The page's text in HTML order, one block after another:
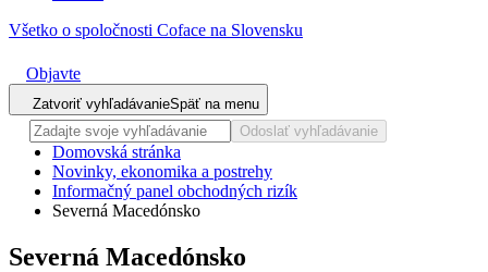
Všetko o spoločnosti Coface na Slovensku
Objavte
Zatvoriť vyhľadávanieSpäť na menu
Odoslať vyhľadávanie
Domovská stránka
Novinky, ekonomika a postrehy
Informačný panel obchodných rizík
Severná Macedónsko
Severná Macedónsko